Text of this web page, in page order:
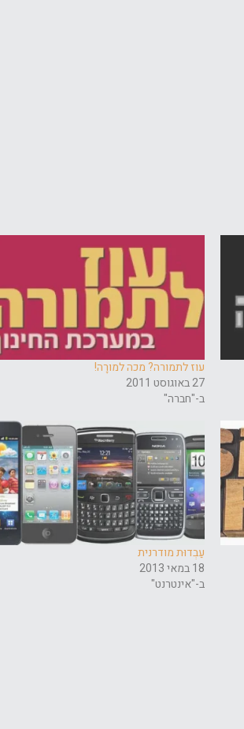
עוז לתמורה? מכה למורָה!
27 באוגוסט 2011
ב-"חברה"
עַבְדוּת מודרנית
18 במאי 2013
ב-"אינטרנט"